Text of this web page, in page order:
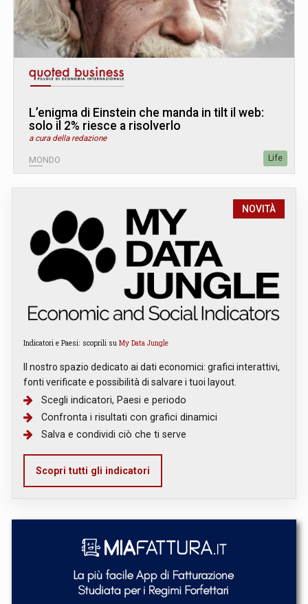
L’enigma di Einstein che manda in tilt il web:
solo il 2% riesce a risolverlo
a cura della redazione
MONDO Life
NOVITÀ
Indicatori e Paesi: scoprili su My Data Jungle
Il nostro spazio dedicato ai dati economici: grafici interattivi,
fonti verificate e possibilità di salvare i tuoi layout.
Scegli indicatori, Paesi e periodo
Confronta i risultati con grafici dinamici
Salva e condividi ciò che ti serve
Scopri tutti gli indicatori